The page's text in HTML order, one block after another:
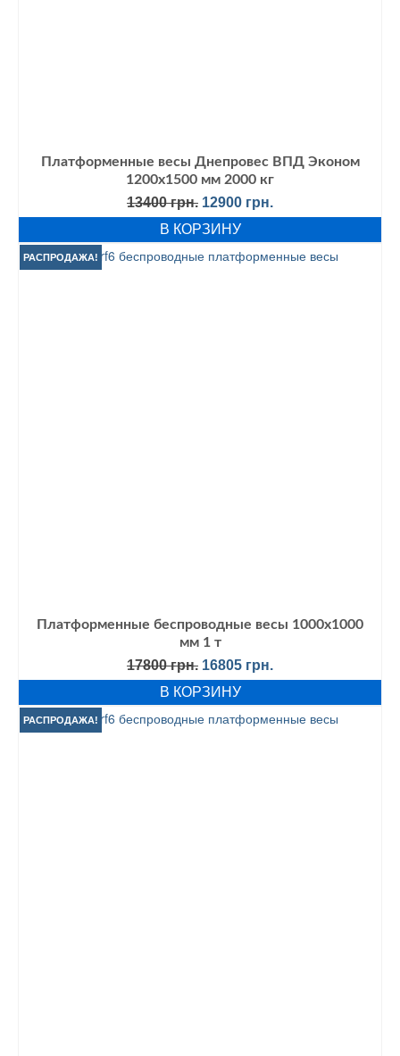
Платформенные весы Днепровес ВПД Эконом
1200х1500 мм 2000 кг
13400грн. Первоначальная
цена
составляла
13400 грн..
12900 грн.Текущая
цена:
В КОРЗИНУ
РАСПРОДАЖА!
Платформенные беспроводные весы 1000х1000
мм 1 т
17800грн. Первоначальная
цена
составляла
17800 грн..
16805 грн.Текущая
цена:
В КОРЗИНУ
РАСПРОДАЖА!